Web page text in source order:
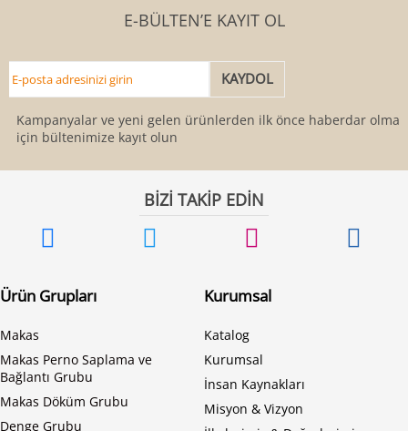
E-BÜLTEN’E KAYIT OL
Kampanyalar ve yeni gelen ürünlerden ilk önce haberdar olmak
için bültenimize kayıt olun
BİZİ TAKİP EDİN
Ürün Grupları
Makas
Makas Perno Saplama ve
Bağlantı Grubu
Makas Döküm Grubu
Denge Grubu
Kurumsal
Katalog
Kurumsal
İnsan Kaynakları
Misyon & Vizyon